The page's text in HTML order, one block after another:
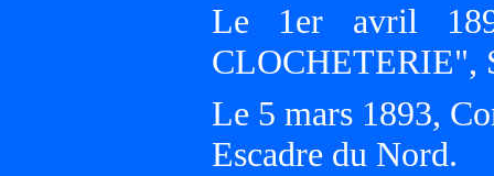
Le 1er avril
CLOCHETERIE",
Le 5 mars 1893,
Escadre du Nord.